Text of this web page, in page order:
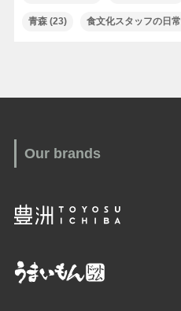
青森(23) 食文化スタッフの日常
Our brands